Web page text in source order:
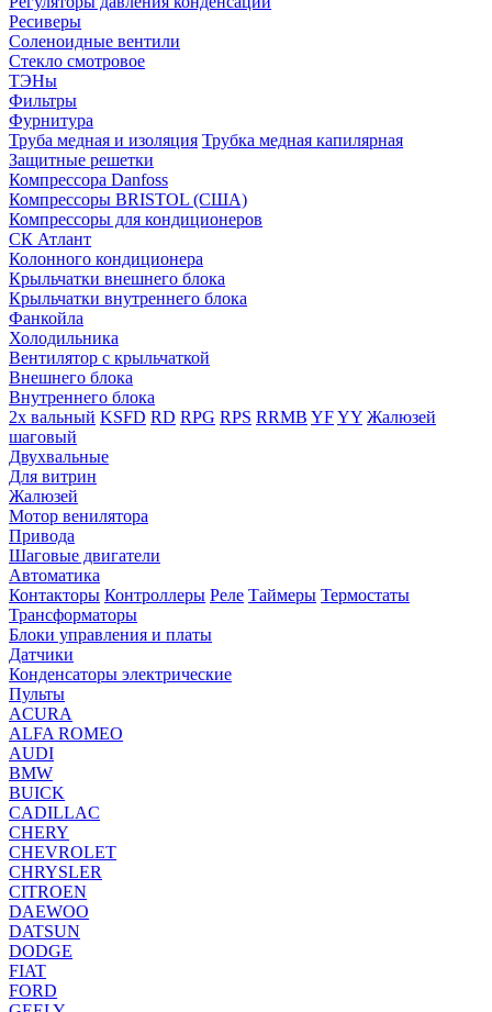
Ресиверы
Соленоидные вентили
Стекло смотровое
ТЭНы
Фильтры
Фурнитура
Труба медная и изоляция Трубка медная капилярная
Защитные решетки
Компрессора Danfoss
Компрессоры BRISTOL (США)
Компрессоры для кондиционеров
СК Атлант
Колонного кондиционера
Крыльчатки внешнего блока
Крыльчатки внутреннего блока
Фанкойла
Холодильника
Вентилятор с крыльчаткой
Внешнего блока
Внутреннего блока
2х вальный KSFD RD RPG RPS RRMB YFYY Жалюзей
шаговый
Двухвальные
Для витрин
Жалюзей
Мотор венилятора
Привода
Шаговые двигатели
Автоматика
Контакторы Контроллеры Реле Таймеры Термостаты
Трансформаторы
Блоки управления и платы
Датчики
Конденсаторы электрические
Пульты
ACURA
ALFA ROMEO
AUDI
BMW
BUICK
CADILLAC
CHERY
CHEVROLET
CHRYSLER
CITROEN
DAEWOO
DATSUN
DODGE
FIAT
FORD